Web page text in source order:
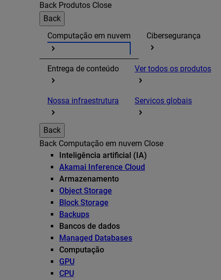
Back Produtos Close
Back
Computação em nuvem
Cibersegurança
Entrega de conteúdo Ver todos os produtos
Nossa infraestrutura Serviços globais
Back
Back Computação em nuvem Close
Inteligência artificial (IA)
Akamai Inference Cloud
Armazenamento
Object Storage
Block Storage
Backups
Bancos de dados
Managed Databases
Computação
GPU
CPU